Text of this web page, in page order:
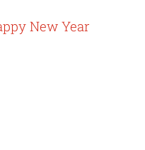
New Year